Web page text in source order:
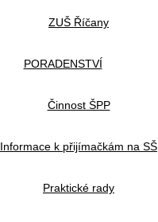
ZUŠ Říčany
PORADENSTVÍ
Činnost ŠPP
Informace k přijímačkám na SŠ
Praktické rady